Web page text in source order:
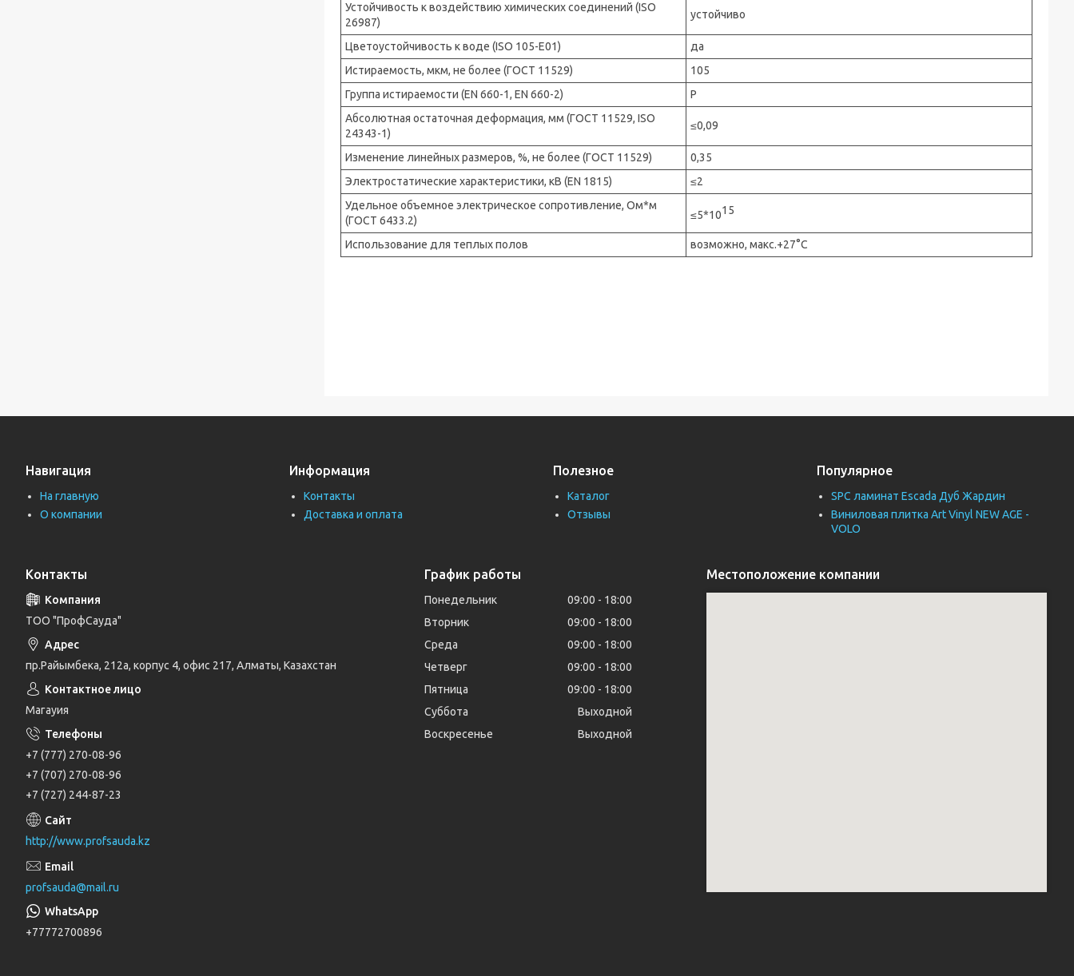
Устойчивость к воздействию химических соединений (ISO
26987)
устойчиво
Цветоустойчивость к воде (ISO 105-E01)
да
Истираемость, мкм, не более (ГОСТ 11529)
105
Группа истираемости (EN 660-1, EN 660-2)
P
Абсолютная остаточная деформация, мм (ГОСТ 11529, ISO
24343-1)
≤0,09
Изменение линейных размеров, %, не более (ГОСТ 11529)
0,35
Электростатические характеристики, кВ (EN 1815)
≤2
Удельное объемное электрическое сопротивление, Ом*м
(ГОСТ 6433.2)
≤5*1015
Использование для теплых полов возможно, макс.+27°С
Навигация
На главную
О компании
Информация
Контакты
Доставка и оплата
Полезное
Каталог
Отзывы
Популярное
SPC ламинат Escada Дуб Жардин
Виниловая плитка Art Vinyl NEW AGE -
VOLO
Контакты
ТОО "ПрофСауда"
пр.Райымбека, 212а, корпус 4, офис 217, Алматы, Казахстан
Магауия
+7 (777) 270-08-96
+7 (707) 270-08-96
+7 (727) 244-87-23
http://www.profsauda.kz
profsauda@mail.ru
+77772700896
График работы
Понедельник 09:00
18:00
Вторник
09:00
18:00
Среда
09:00
18:00
Четверг
09:00
18:00
Пятница
09:00
18:00
Суббота
Выходной
Воскресенье
Выходной
Местоположение компании